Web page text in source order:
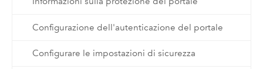
Configurazione dell'autenticazione del portale
Configurare le impostazioni di sicurezza